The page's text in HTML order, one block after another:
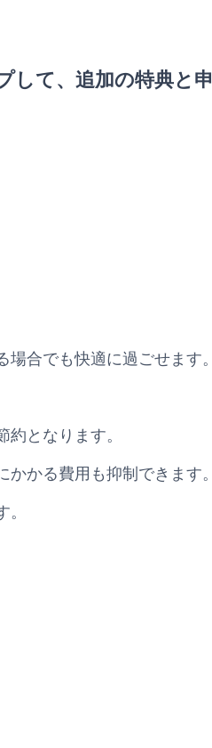
して、追加の特典と申
合でも快適に過ごせます。
となります。
かる費用も抑制できます。